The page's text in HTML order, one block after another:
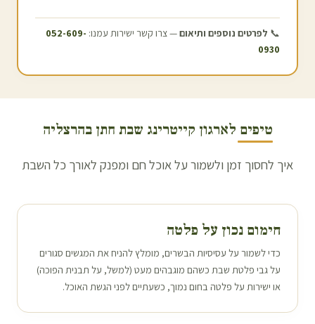
📞 לפרטים נוספים ותיאום— צרו קשר ישירות עמנו: 052-609-
0930
טיפים לארגון קייטרינג שבת חתן בהרצליה
איך לחסוך זמן ולשמור על אוכל חם ומפנק לאורך כל השבת
חימום נכון על פלטה
כדי לשמור על עסיסיות הבשרים, מומלץ להניח את המגשים סגורים
על גבי פלטת שבת כשהם מוגבהים מעט (למשל, על תבנית הפוכה)
או ישירות על פלטה בחום נמוך, כשעתיים לפני הגשת האוכל.